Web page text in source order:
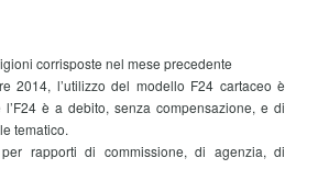
corrisposte nel mese precedente
2014, l’utilizzo del modello F24 cartaceo è
è a debito, senza compensazione, e di
tematico.
rapporti di commissione, di agenzia, di